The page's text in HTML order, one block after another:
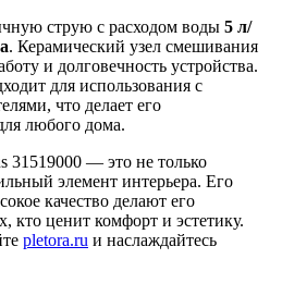
струю с расходом воды 5 л/
. Керамический узел смешивания
и долговечность устройства.
для использования с
что делает его
любого дома.
31519000 — это не только
элемент интерьера. Его
качество делают его
кто ценит комфорт и эстетику.
pletora.ru и наслаждайтесь